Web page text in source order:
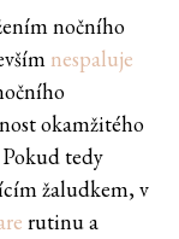
nočního
nespaluje
okamžitého
tedy
žaludkem, v
rutinu a